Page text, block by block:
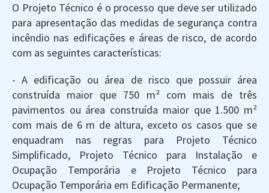
O Projeto Técnico é o processo que deve ser utilizado
para apresentação das medidas de segurança contra
incêndio nas edificações e áreas de risco, de acordo
com as seguintes características:
- A edificação ou área de risco que possuir área
construída maior que 750 m² com mais de três
pavimentos ou área construída maior que 1.500 m²
com mais de 6 m de altura, exceto os casos que se
enquadram nas regras para Projeto Técnico
Simplificado, Projeto Técnico para Instalação e
Ocupação Temporária e Projeto Técnico para
Ocupação Temporária em Edificação Permanente;